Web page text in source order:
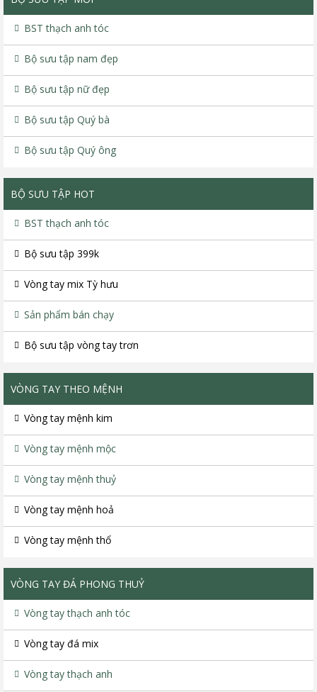
BST thạch anh tóc
Bộ sưu tập nam đẹp
Bộ sưu tập nữ đẹp
Bộ sưu tập Quý bà
Bộ sưu tập Quý ông
BỘ SƯU TẬP HOT
BST thạch anh tóc
Bộ sưu tập 399k
Vòng tay mix Tỳ hưu
Sản phẩm bán chạy
Bộ sưu tập vòng tay trơn
VÒNG TAY THEO MỆNH
Vòng tay mệnh kim
Vòng tay mệnh mộc
Vòng tay mệnh thuỷ
Vòng tay mệnh hoả
Vòng tay mệnh thổ
VÒNG TAY ĐÁ PHONG THUỶ
Vòng tay thạch anh tóc
Vòng tay đá mix
Vòng tay thạch anh